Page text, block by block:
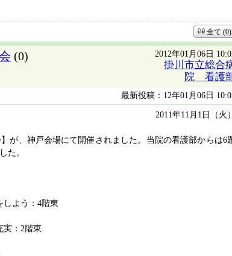
全て (0)
(0) 2012年01月06日
掛川市立総合
院 看護
最新投稿：12年01月06日
2011年11月1日（火）
、神戸会場にて開催されました。当院の看護部からは6
た。
しよう：4階東
実：2階東